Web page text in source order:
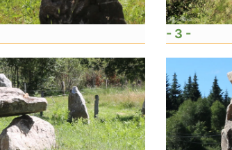
- 3 -